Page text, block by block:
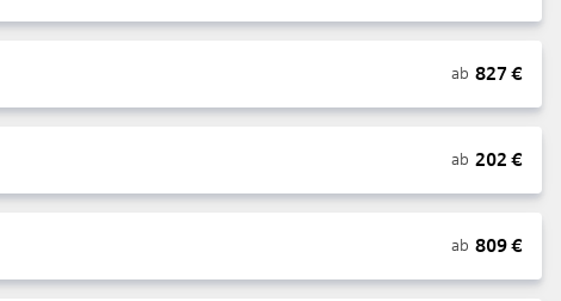
ab 827 €
ab 202 €
ab 809€